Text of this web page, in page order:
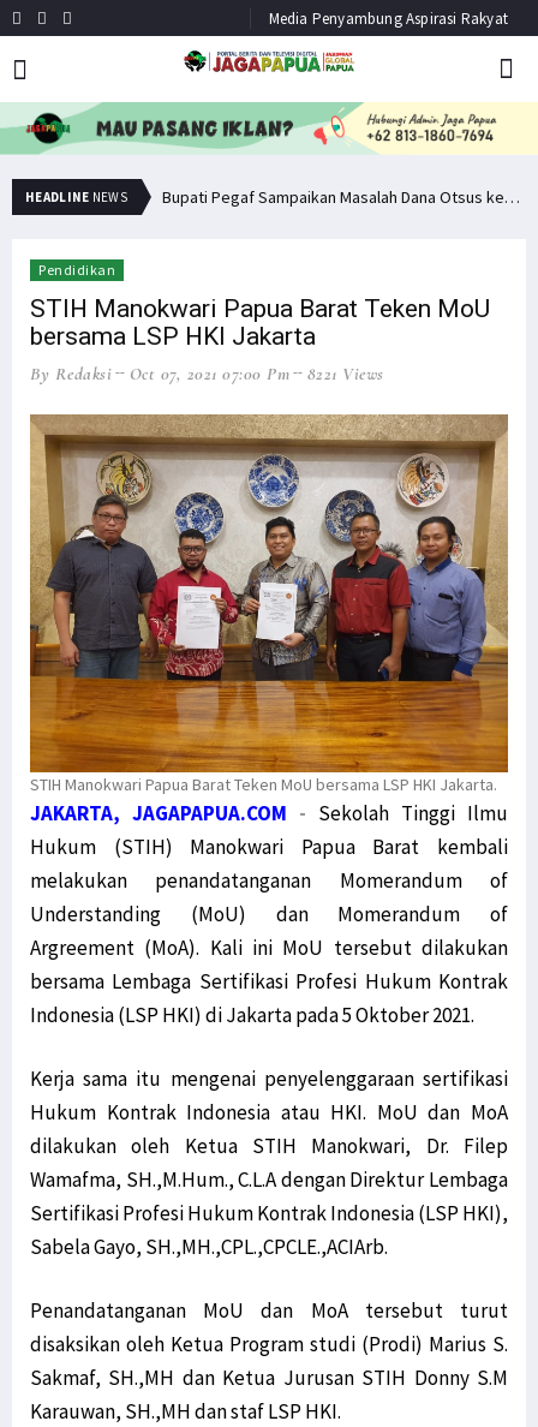
Media Penyambung Aspirasi Rakyat
HEADLINE NEWS Minta Operasi Militer Dihentikan, KKB Ancam Perang Serentak Bupati Pegaf Sampaikan Masalah Dana Otsus kepada Filep Wamafma
Pendidikan
STIH Manokwari Papua Barat Teken MoU
bersama LSP HKI Jakarta
By Redaksi Oct 07, 2021 07:00 Pm 8221 Views
STIH Manokwari Papua Barat Teken MoU bersama LSP HKI Jakarta.
JAKARTA, JAGAPAPUA.COM - Sekolah Tinggi Ilmu
Hukum (STIH) Manokwari Papua Barat kembali
melakukan penandatanganan Momerandum of
Understanding (MoU) dan Momerandum of
Argreement (MoA). Kali ini MoU tersebut dilakukan
bersama Lembaga Sertifikasi Profesi Hukum Kontrak
Indonesia (LSP HKI) di Jakarta pada 5 Oktober 2021.
Kerja sama itu mengenai penyelenggaraan sertifikasi
Hukum Kontrak Indonesia atau HKI. MoU dan MoA
dilakukan oleh Ketua STIH Manokwari, Dr. Filep
Wamafma, SH.,M.Hum., C.L.A dengan Direktur Lembaga
Sertifikasi Profesi Hukum Kontrak Indonesia (LSP HKI),
Sabela Gayo, SH.,MH.,CPL.,CPCLE.,ACIArb.
Penandatanganan MoU dan MoA tersebut turut
disaksikan oleh Ketua Program studi (Prodi) Marius S.
Sakmaf, SH.,MH dan Ketua Jurusan STIH Donny S.M
Karauwan, SH.,MH dan staf LSP HKI.